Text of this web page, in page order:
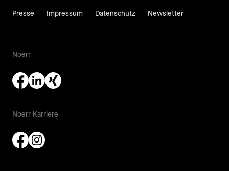
Presse Impressum Datenschutz Newsletter
Noerr
Noerr Karriere